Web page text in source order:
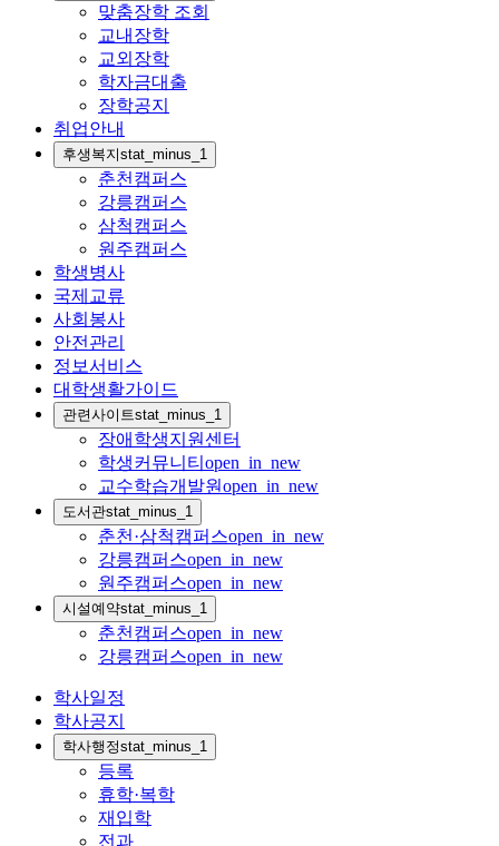
맞춤장학 조회
교내장학
교외장학
학자금대출
장학공지
취업안내
후생복지stat_minus_1
춘천캠퍼스
강릉캠퍼스
삼척캠퍼스
원주캠퍼스
학생병사
국제교류
사회봉사
안전관리
정보서비스
대학생활가이드
관련사이트stat_minus_1
장애학생지원센터
학생커뮤니티 open_in_new
교수학습개발원open_in_new
도서관stat_minus_1
춘천·삼척캠퍼스open_in_new
강릉캠퍼스open_in_new
원주캠퍼스open_in_new
시설예약stat_minus_1
춘천캠퍼스open_in_new
강릉캠퍼스open_in_new
학사일정
학사공지
학사행정stat_minus_1
등록
휴학·복학
재입학
전과